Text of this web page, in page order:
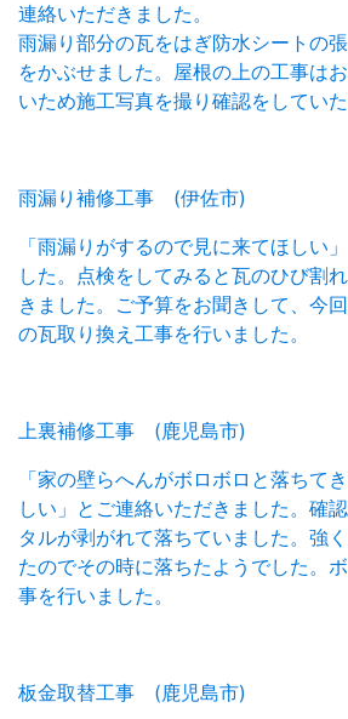
連絡いただきました。
雨漏り部分の瓦をはぎ防水シートの
をかぶせました。屋根の上の工事は
いため施工写真を撮り確認をしていた
雨漏り補修工事 (伊佐市)
「雨漏りがするので見に来てほしい
した。点検をしてみると瓦のひび割
きました。ご予算をお聞きして、今
の瓦取り換え工事を行いました。
上裏補修工事 (鹿児島市)
「家の壁らへんがボロボロと落ちて
しい」とご連絡いただきました。確
タルが剥がれて落ちていました。強
たのでその時に落ちたようでした。
事を行いました。
板金取替工事 (鹿児島市)